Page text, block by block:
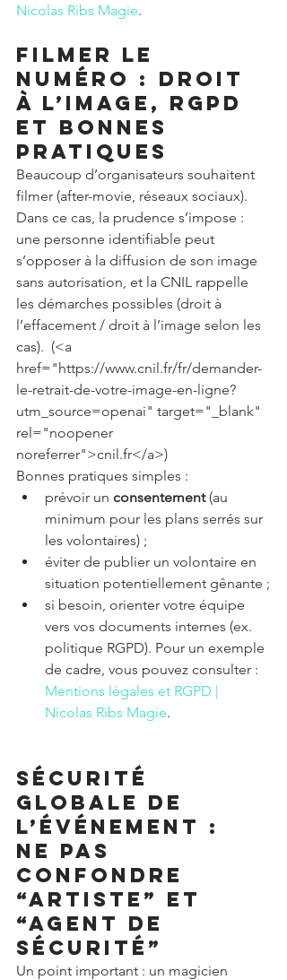
Nicolas Ribs Magie.
Filmer le
numéro : droit
à l’image, RGPD
et bonnes
pratiques
Beaucoup d’organisateurs souhaitent
filmer (after-movie, réseaux sociaux).
Dans ce cas, la prudence s’impose :
une personne identifiable peut
s’opposer à la diffusion de son image
sans autorisation, et la CNIL rappelle
les démarches possibles (droit à
l’effacement / droit à l’image selon les
cas). (<a
href="https://www.cnil.fr/fr/demander-
le-retrait-de-votre-image-en-ligne?
utm_source=openai" target="_blank"
rel="noopener
noreferrer">cnil.fr</a>)
Bonnes pratiques simples :
prévoir un consentement (au
minimum pour les plans serrés sur
les volontaires) ;
éviter de publier un volontaire en
situation potentiellement gênante ;
si besoin, orienter votre équipe
vers vos documents internes (ex.
politique RGPD). Pour un exemple
de cadre, vous pouvez consulter :
Mentions légales et RGPD |
Nicolas Ribs Magie.
Sécurité
globale de
l’événement :
ne pas
confondre
“artiste” et
“agent de
sécurité”
Un point important : un magicien